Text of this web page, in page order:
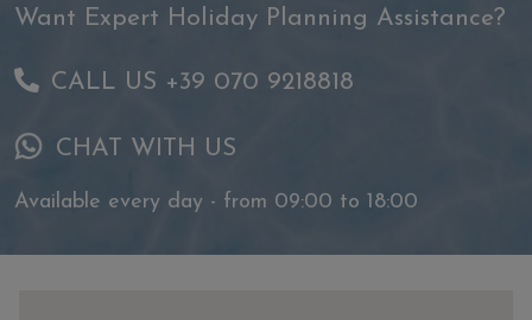
Want Expert Holiday Planning Assistance?
CALL US +39 070 9218818
CHAT WITH US
Available every day - from 09:00 to 18:00